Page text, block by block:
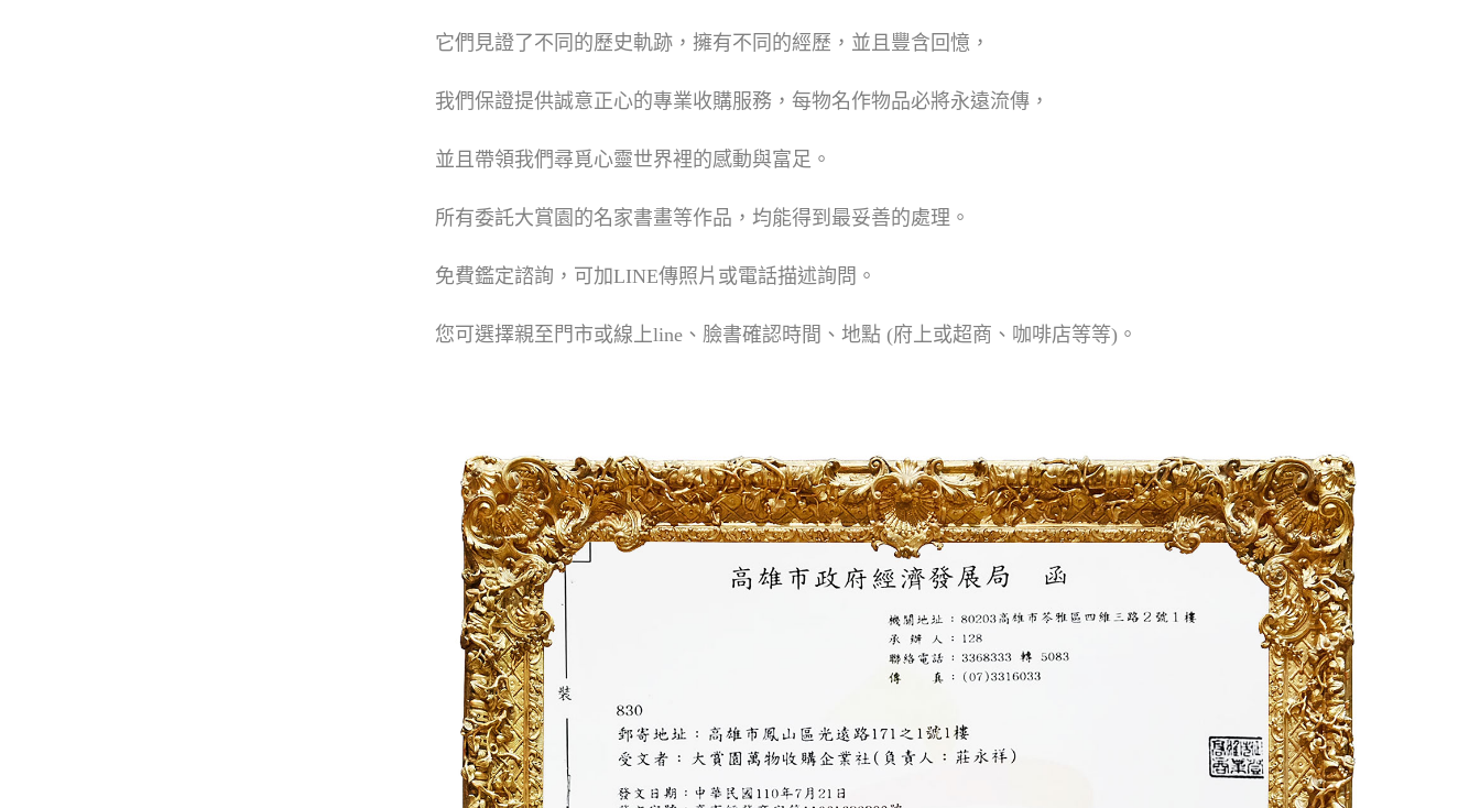
它們見證了不同的歷史軌跡，擁有不同的經歷，並且豐含回憶，
我們保證提供誠意正心的專業收購服務，每物名作物品必將永遠流傳，
並且帶領我們尋覓心靈世界裡的感動與富足。
所有委託大賞園的名家書畫等作品，均能得到最妥善的處理。
免費鑑定諮詢，可加LINE傳照片或電話描述詢問。
您可選擇親至門市或線上line、臉書確認時間、地點 (府上或超商、咖啡店等等)。